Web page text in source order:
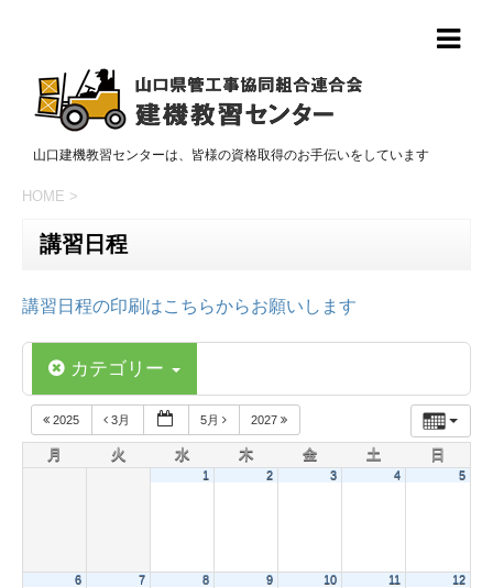
山口建機教習センターは、皆様の資格取得のお手伝いをしています
HOME >
講習日程
講習日程の印刷はこちらからお願いします
カテゴリー
2025 3月 5月 2027
月 火 水 木 金 土 日
1 2 3 4 5
6 7 8 9 10 11 12